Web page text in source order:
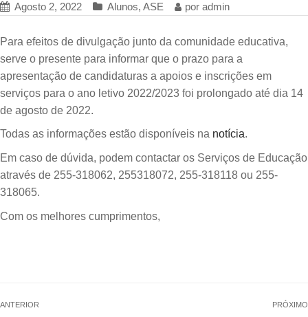
Agosto 2, 2022 Alunos, ASE por admin
Para efeitos de divulgação junto da comunidade educativa,
serve o presente para informar que o prazo para a
apresentação de candidaturas a apoios e inscrições em
serviços para o ano letivo 2022/2023 foi prolongado até dia 14
de agosto de 2022.
Todas as informações estão disponíveis na notícia.
Em caso de dúvida, podem contactar os Serviços de Educação
através de 255-318062, 255318072, 255-318118 ou 255-
318065.
Com os melhores cumprimentos,
ANTERIOR PRÓXIMO